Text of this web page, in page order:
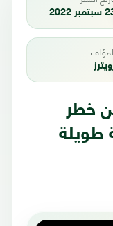
2022
يزيد من خطر
طويلة